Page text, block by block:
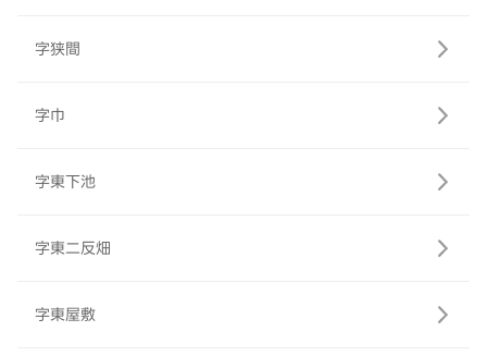
字狭間
字巾
字東下池
字東二反畑
字東屋敷